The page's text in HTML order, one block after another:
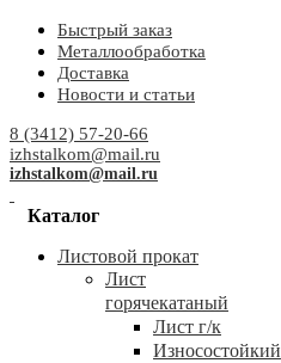
Быстрый заказ
Металлообработка
Доставка
Новости и статьи
8 (3412) 57-20-66
izhstalkom@mail.ru
izhstalkom@mail.ru
Каталог
Листовой прокат
Лист
горячекатаный
Лист г/к
Износостойкий